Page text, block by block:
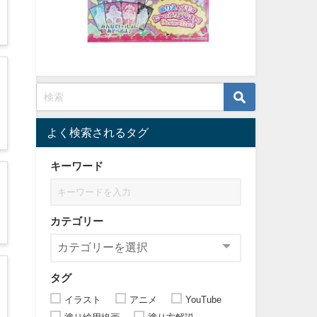
よく検索されるタグ
キーワード
カテゴリー
タグ
イラスト アニメ
YouTube